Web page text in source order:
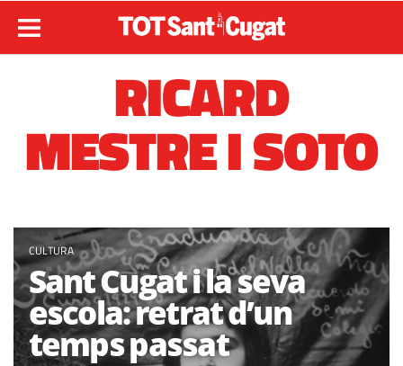
RICARD
MESTRE I SOTO
CULTURA
Sant Cugat i la seva
escola: retrat d’un
temps passat